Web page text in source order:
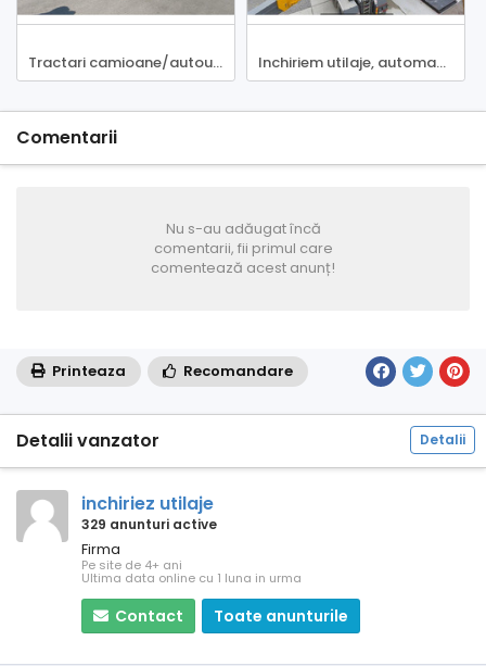
Tractari camioane/autoutilitare/autoturisme NON STOP Inchiriem utilaje, automacarale si camioane pentu constructii
Comentarii
Nu s-au adăugat încă
comentarii, fii primul care
comentează acest anunț!
Printeaza Recomandare
Detalii vanzator Detalii
inchiriez utilaje
329 anunturi active
Firma
Pe site de 4+ ani
Ultima data online cu 1 luna in urma
Contact Toate anunturile